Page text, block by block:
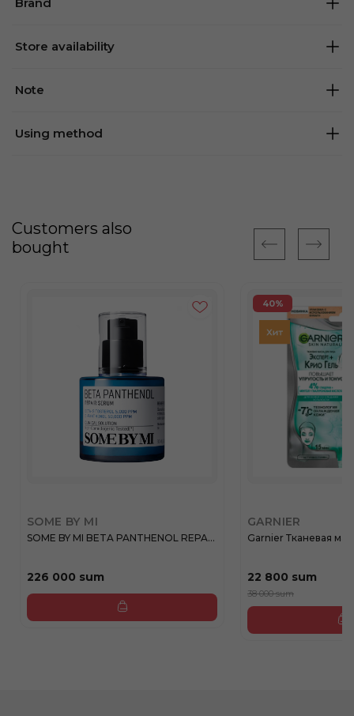
Store availability
Note
Using method
Customers also
bought
SOME BY MI
SOME BY MI BETA PANTHENOL REPA...
226 000 sum
40%
GARNIER
Garnier Тканевая
22 800 sum
38 000 sum